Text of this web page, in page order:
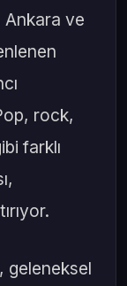
Ankara ve
rock,
farklı
geleneksel